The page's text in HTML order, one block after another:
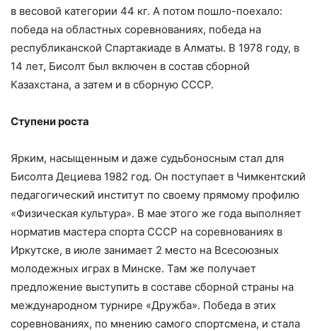
в весовой категории 44 кг. А потом пошло-поехало:
победа на областных соревнованиях, победа на
республиканской Спартакиаде в Алматы. В 1978 году, в
14 лет, Бисолт был включен в состав сборной
Казахстана, а затем и в сборную СССР.
Ступени роста
Ярким, насыщенным и даже судьбоносным стал для
Бисолта Дециева 1982 год. Он поступает в Чимкентский
педагогический институт по своему прямому профилю
«Физическая культура». В мае этого же года выполняет
норматив мастера спорта СССР на соревнованиях в
Иркутске, в июле занимает 2 место на Всесоюзных
молодежных играх в Минске. Там же получает
предложение выступить в составе сборной страны на
международном турнире «Дружба». Победа в этих
соревнованиях, по мнению самого спортсмена, и стала